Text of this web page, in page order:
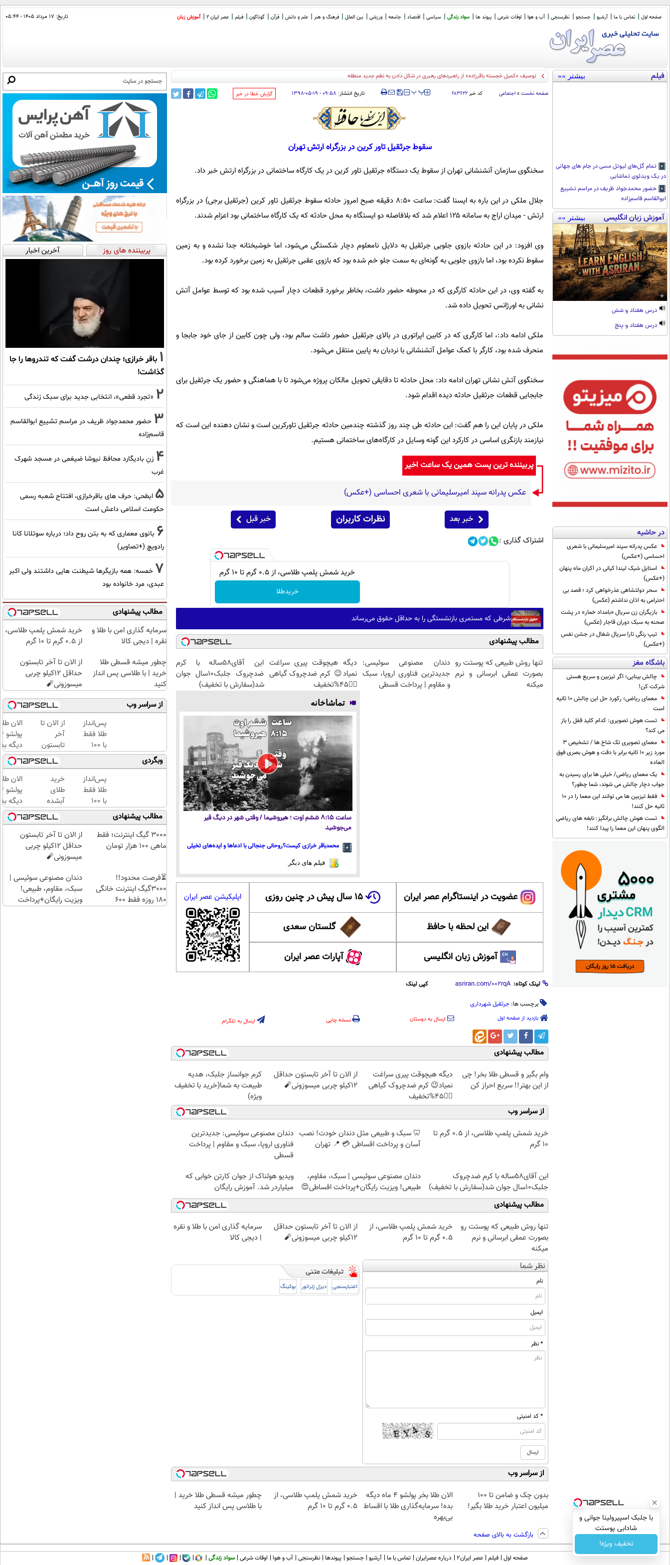
صفحه اول تماس با ما آرشیو جستجو نظرسنجی آب و هوا اوقات شرعی پیوند ها سواد زندگی سیاسی اقتصاد جامعه ورزشی بین الملل فرهنگ و هنر علم و دانش قرآن گوناگون فیلم عصر ایران 2 آموزش زبان تاریخ: ۱۷ مرداد ۱۴۰۵ - ۰۵:۴۴
فیلم بیشتر »»
تمام گل‌های لیونل مسی در جام های جهانی
در یک ویدئوی تماشایی
حضور محمدجواد ظریف در مراسم تشییع
ابوالقاسم قاسم‌زاده
آموزش زبان انگلیسی بیشتر »»
درس هفتاد و شش
درس هفتاد و پنج
در حاشیه
عکس پدرانه سپند امیرسلیمانی با شعری
احساسی (+عکس)
استایل شیک لیندا کیانی در اکران ماه پنهان
(+عکس)
سحر دولتشاهی عذرخواهی کرد ؛ قصد بی
احترامی به اذان نداشتم (عکس)
بازیگران زن سریال «بامداد خمار» در پشت
صحنه به سبک دوران قاجار (عکس)
تیپ رنگی تارا سریال شغال در جشن نفس
(+عکس)
باشگاه مغز
چالش بینایی؛ اگر تیزبین و سریع هستی
شرکت کن!
معمای ریاضی؛ رکورد حل این چالش 10 ثانیه
است
تست هوش تصویری: کدام کلید قفل را باز
می کند؟
معمای تصویری تک شاخ ها / تشخیص 3
مورد زیر 10 ثانیه برابر با دقت و هوش بصری فوق
العاده
یک معمای ریاضی/ خیلی ها برای رسیدن به
جواب دچار چالش می شوند، شما چطور؟
فقط تیزبین ها می توانند این معما را در 10
ثانیه حل کنند!
تست هوش چالش برانگیز: نابغه های ریاضی
الگوی پنهان این معما را پیدا کنند!
توصیف «کمیل خجسته باقرزاده» از راهبردهای رهبری در شکل دادن به نظم جدید منطقه
صفحه نخست » اجتماعی کد خبر ۶۸۳۶۲۲ ‍‍‍ پ پ تاریخ انتشار: ۰۹:۵۸ - ۱۹-۰۵-۱۳۹۸ ‌گزارش خطا در خبر
سقوط جرثقیل تاور کرین در بزرگراه ارتش تهران
سخنگوی سازمان آنشنشانی تهران از سقوط یک دستگاه جرثقیل تاور کرین در یک کارگاه ساختمانی در بزرگراه ارتش خبر داد.
جلال ملکی در این باره به ایسنا گفت: ساعت ۸:۵۰ دقیقه صبح امروز حادثه سقوط جرثقیل تاور کرین (جرثقیل برجی) در بزرگراه
ارتش - میدان اراج به سامانه ۱۲۵ اعلام شد که بلافاصله دو ایستگاه به محل حادثه که یک کارگاه ساختمانی بود اعزام شدند.
وی افزود: در این حادثه بازوی جلویی جرثقیل به دلایل نامعلوم دچار شکستگی می‌شود، اما خوشبختانه جدا نشده و به زمین
سقوط نکرده بود، اما بازوی جلویی به گونه‌ای به سمت جلو خم شده بود که بازوی عقبی جرثقیل به زمین برخورد کرده بود.
به گفته وی، در این حادثه کارگری که در محوطه حضور داشت، بخاطر برخورد قطعات دچار آسیب شده بود که توسط عوامل آتش
نشانی به اورژانس تحویل داده شد.
ملکی ادامه داد:، اما کارگری که در کابین اپراتوری در بالای جرثقیل حضور داشت سالم بود، ولی چون کابین از جای خود جابجا و
منحرف شده بود، کارگر با کمک عوامل آتشنشانی با نردبان به پایین منتقل می‌شود.
سخنگوی آتش نشانی تهران ادامه داد: محل حادثه تا دقایقی تحویل مالکان پروژه می‌شود تا با هماهنگی و حضور یک جرثقیل برای
جابجایی قطعات جرثقیل حادثه دیده اقدام شود.
ملکی در پایان این را هم گفت: این حادثه طی چند روز گذشته چندمین حادثه جرثقیل تاورکرین است و نشان دهنده این است که
نیازمند بازنگری اساسی در کارکرد این گونه وسایل در کارگاه‌های ساختمانی هستیم.
پربیننده ترین پست همین یک ساعت اخیر
عکس پدرانه سپند امیرسلیمانی با شعری احساسی (+عکس)
خبر بعد نظرات کاربران خبر قبل
اشتراک گذاری :
خرید شمش پلمپ طلاسی، از ۰.۵ گرم تا ۱۰ گرم
خریدطلا
شرطی که مستمری بازنشستگی را به حداقل حقوق می‌رساند
مطالب پیشنهادی
تنها روش طبیعی که پوستت رو
بصورت عمقی ابرسانی و نرم
میکنه
دندان مصنوعی سوئیسی:
جدیدترین فناوری اروپا، سبک
و مقاوم | پرداخت قسطی
دیگه هیچوقت پیری سراغت
نمیاد😉 کرم ضدچروک گیاهی
👈🏻45%تخفیف
این آقای58ساله با کرم
ضدچروک جلبک10سال جوان
شد(سفارش با تخفیف)
تماشاخانه
ساعت ۸:۱۵ ششم اوت ؛ هیروشیما / وقتی شهر در دیگ قیر
می‌جوشید
محمدباقر خرازی کیست؟روحانی جنجالی با ادعاها و ایده‌های تخیلی
فیلم های دیگر
عضویت در اینستاگرام عصر ایران ۱۵ سال پیش در چنین روزی
این لحظه با حافظ گلستان سعدی
آموزش زبان انگلیسی آپارات عصر ایران
اپلیکیشن عصر ایران
لینک کوتاه: کپی لینک
برچسب ها: جرثقیل شهرداری
بازدید از صفحه اول ارسال به دوستان نسخه چاپی ارسال به تلگرام
مطالب پیشنهادی
وام بگیر و قسطی طلا بخر! چی
از این بهتر!! سریع احراز کن
دیگه هیچوقت پیری سراغت
نمیاد😉 کرم ضدچروک گیاهی
👈🏻45%تخفیف
از الان تا آخر تابستون حداقل
12کیلو چربی میسوزونی🧨
کرم جوانساز جلبک، هدیه
طبیعت به شما(خرید با تخفیف
ویژه)
از سراسر وب
خرید شمش پلمپ طلاسی، از ۰.۵ گرم تا
۱۰ گرم
🦷 سبک و طبیعی مثل دندان خودت! نصب
آسان و پرداخت اقساطی 💳 📍 تهران
دندان مصنوعی سوئیسی: جدیدترین
فناوری اروپا، سبک و مقاوم | پرداخت
قسطی
این آقای58ساله با کرم ضدچروک
جلبک10سال جوان شد(سفارش با تخفیف)
دندان مصنوعی سوئیسی | سبک، مقاوم،
طبیعی! ویزیت رایگان+پرداخت اقساطی😍
ویدیو هولناک از جوان کارتن خوابی که
میلیاردر شد. آموزش رایگان
مطالب پیشنهادی
تنها روش طبیعی که پوستت رو
بصورت عمقی ابرسانی و نرم
میکنه
خرید شمش پلمپ طلاسی، از
۰.۵ گرم تا ۱۰ گرم
از الان تا آخر تابستون حداقل
12کیلو چربی میسوزونی🧨
سرمایه گذاری امن با طلا و نقره
| دیجی کالا
نظر شما
نام
ایمیل
* نظر
* کد امنیتی
اعتبارسنجی دیزل ژنراتور بوکینگ
از سراسر وب
بدون چک و ضامن تا 100
میلیون اعتبار خرید طلا بگیر!
الان طلا بخر پولشو 4 ماه دیگه
بده! سرمایه‌گذاری طلا با اقساط
بی‌بهره
خرید شمش پلمپ طلاسی، از
۰.۵ گرم تا ۱۰ گرم
چطور میشه قسطی طلا خرید |
با طلاسی پس انداز کنید
بازگشت به بالای صفحه
پربیننده های روز آخرین اخبار
1 باقر خرازی؛ چندان درشت گفت که تندروها را جا
گذاشت!
2 «تجرد قطعی»، انتخابی جدید برای سبک زندگی
3 حضور محمدجواد ظریف در مراسم تشییع ابوالقاسم
قاسم‌زاده
4 زنِ بادیگارد محافظ نیوشا ضیغمی در مسجد شهرک
غرب
5 ابطحی: حرف های باقرخرازی، افتتاح شعبه رسمی
حکومت اسلامی داعش است
6 بانوی معماری که به بتن روح داد؛ درباره سوتلانا کانا
رادویچ (+تصاویر)
7 خمسه: همه بازیگرها شیطنت هایی داشتند ولی اکبر
عبدی، مرد خانواده بود
مطالب پیشنهادی
سرمایه گذاری امن با طلا و
نقره | دیجی کالا
خرید شمش پلمپ طلاسی،
از ۰.۵ گرم تا ۱۰ گرم
چطور میشه قسطی طلا
خرید | با طلاسی پس انداز
کنید
از الان تا آخر تابستون
حداقل 12کیلو چربی
میسوزونی🧨
از سراسر وب
پس‌انداز
طلا فقط
با ۱۰۰
هزارتومان
(امن و
راحت)
از الان تا
آخر
تابستون
حداقل
12کیلو
چربی
میسوزونی
🧨
الان
دیگه
طلا با
بی‌بهره
وبگردی
پس‌انداز
طلا فقط
با ۱۰۰
هزارتومان
(امن و
راحت)
خرید
طلای
آبشده
حتی با
۱۰۰هزارتومان
الان
دیگه
طلا با
بی‌بهره
مطالب پیشنهادی
3000 گیگ اینترنت؛ فقط
ماهی 100 هزار تومان
از الان تا آخر تابستون
حداقل 12کیلو چربی
میسوزونی🧨
⏳فرصت محدود!!
3000گیگ اینترنت خانگی
180 روزه فقط 600
دندان مصنوعی سوئیسی |
سبک، مقاوم، طبیعی!
ویزیت رایگان+پرداخت
با جلبک اسپیرولینا جوانی و
شادابی پوستت
تضمینه50%تخفیف
تخفیف ویژه!
صفحه اول فیلم عصر ایران۲ درباره عصرایران تماس با ما آرشیو جستجو پیوندها نظرسنجی آب و هوا اوقات شرعی سواد زندگی